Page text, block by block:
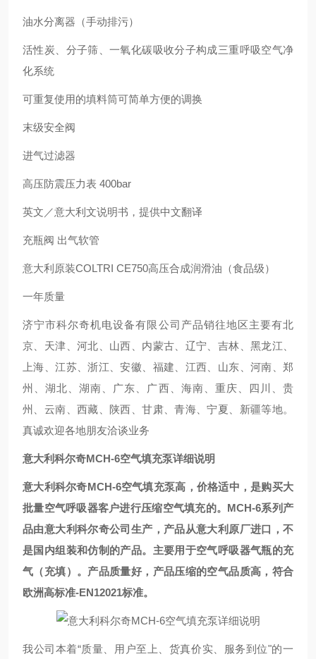
油水分离器（手动排污）
活性炭、分子筛、一氧化碳吸收分子构成三重呼吸空气净
化系统
可重复使用的填料筒可简单方便的调换
末级安全阀
进气过滤器
高压防震压力表 400bar
英文／意大利文说明书，提供中文翻译
充瓶阀 出气软管
意大利原装COLTRI CE750高压合成润滑油（食品级）
一年质量
济宁市科尔奇机电设备有限公司产品销往地区主要有北
京、天津、河北、山西、内蒙古、辽宁、吉林、黑龙江、
上海、江苏、浙江、安徽、福建、江西、山东、河南、郑
州、湖北、湖南、广东、广西、海南、重庆、四川、贵
州、云南、西藏、陕西、甘肃、青海、宁夏、新疆等地。
真诚欢迎各地朋友洽谈业务
意大利科尔奇MCH-6空气填充泵详细说明
意大利科尔奇MCH-6空气填充泵高，价格适中，是购买大
批量空气呼吸器客户进行压缩空气填充的。MCH-6系列产
品由意大利科尔奇公司生产，产品从意大利原厂进口，不
是国内组装和仿制的产品。主要用于空气呼吸器气瓶的充
气（充填）。产品质量好，产品压缩的空气品质高，符合
欧洲高标准-EN12021标准。
我公司本着“质量、用户至上、货真价实、服务到位"的一